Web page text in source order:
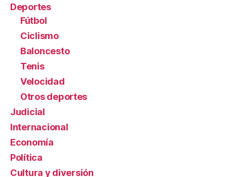
Deportes
Fútbol
Ciclismo
Baloncesto
Tenis
Velocidad
Otros deportes
Judicial
Internacional
Economía
Política
Cultura y diversión